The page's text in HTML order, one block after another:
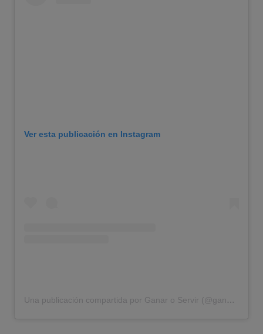
Ver esta publicación en Instagram
Una publicación compartida por Ganar o Servir (@ganaroservir)